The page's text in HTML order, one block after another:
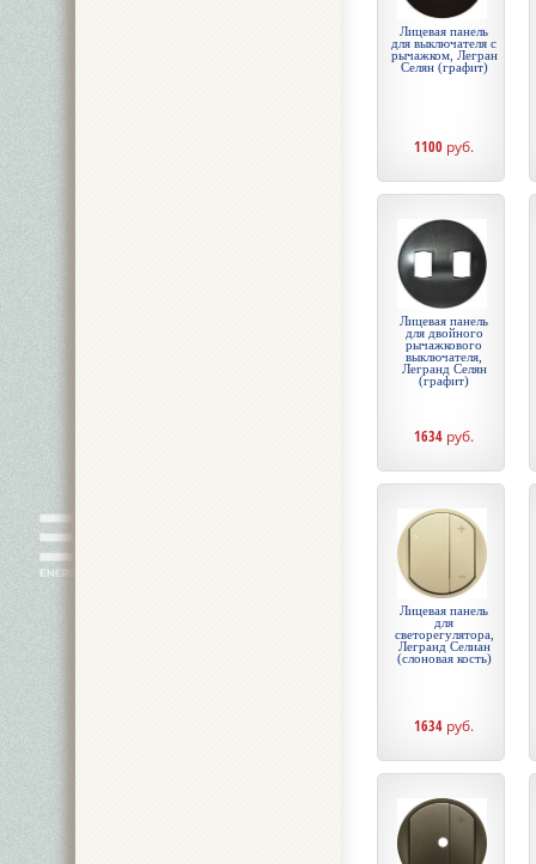
Лицевая панель
для выключателя с
рычажком, Легран
Селян (графит)
1100 руб.
Лицевая панель
для двойного
рычажкового
выключателя,
Легранд Селян
(графит)
1634 руб.
Лицевая панель
для
светорегулятора,
Легранд Селиан
(слоновая кость)
1634 руб.